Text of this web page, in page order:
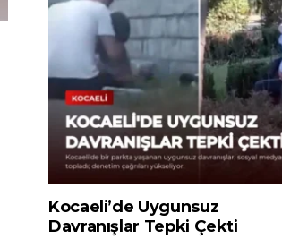
Kocaeli’de Uygunsuz
Davranışlar Tepki Çekti